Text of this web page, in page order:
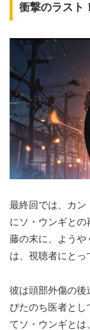
衝撃のラスト
最終回では、カン
にソ・ウンギと
藤の末に、ようや
は、視聴者にとっ
彼は頭部外傷の後
びたのち医者とし
てソ・ウンギとは